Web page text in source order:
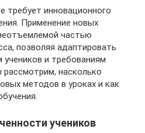
требует инновационного
Применение новых
частью
позволяя адаптировать
и требованиям
насколько
методов в уроках и как
учеников